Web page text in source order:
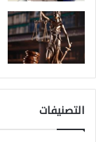
التصنيفات